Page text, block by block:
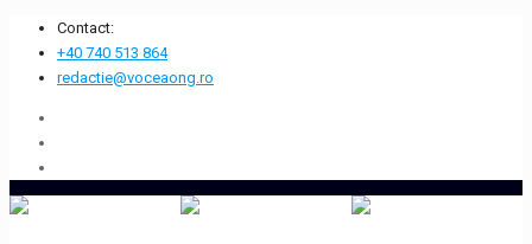
Contact:
+40 740 513 864
redactie@voceaong.ro